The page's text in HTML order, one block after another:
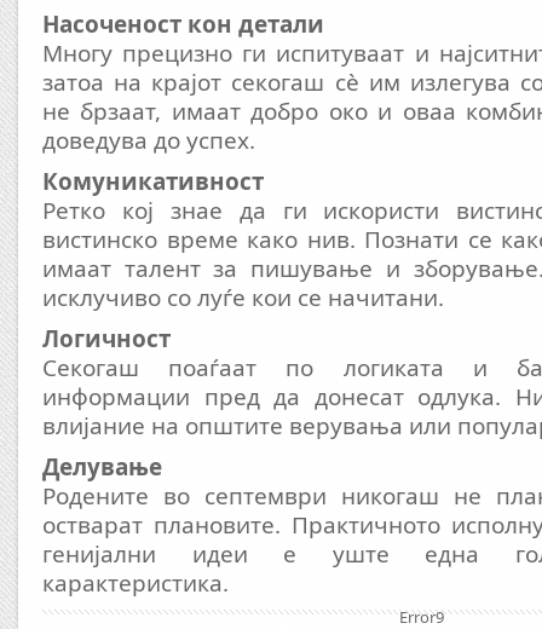
Насоченост кон детали
Многу прецизно ги испитуваат и
затоа на крајот секогаш сè им излегува
не брзаат, имаат добро око и оваа
доведува до успех.
Комуникативност
Ретко кој знае да ги искористи
вистинско време како нив. Познати се
имаат талент за пишување и
исклучиво со луѓе кои се начитани.
Логичност
Секогаш поаѓаат по логиката и
информации пред да донесат одлука.
влијание на општите верувања или
Делување
Родените во септември никогаш не
остварат плановите. Практичното
генијални идеи е уште една
карактеристика.
Error9